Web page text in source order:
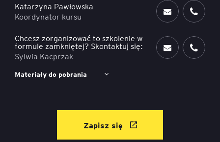
Katarzyna Pawłowska
Koordynator kursu
Chcesz zorganizować to szkolenie w
formule zamkniętej? Skontaktuj się:
Sylwia Kacprzak
Materiały do pobrania
Zapisz się